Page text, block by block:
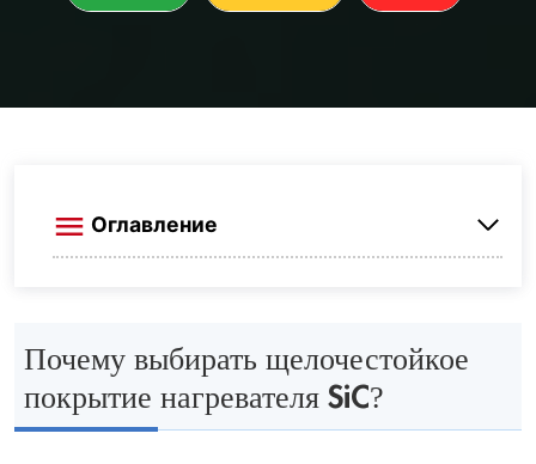
Оглавление
покрытие нагревателя SiC?
Спецификация для щелочестойкого
Как выбрать покрытие SiC нагревателя?
Почему выбирать щелочестойкое
покрытие нагревателя SiC?